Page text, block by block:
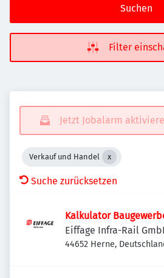
Suchen
Filter
Jetzt Jobalarm
Verkauf und Handel
Suche zurücksetzen
Kalkulator
Eiffage Infra-Rail
44652 Herne,